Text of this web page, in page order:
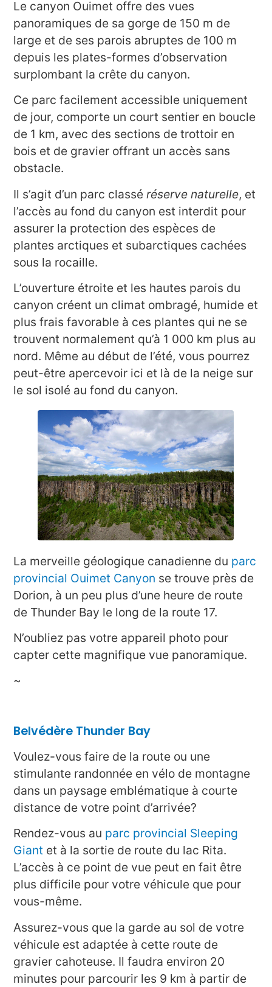
Le canyon Ouimet offre des vues
panoramiques de sa gorge de 150 m de
large et de ses parois abruptes de 100 m
depuis les plates-formes d’observation
surplombant la crête du canyon.
Ce parc facilement accessible uniquement
de jour, comporte un court sentier en boucle
de 1 km, avec des sections de trottoir en
bois et de gravier offrant un accès sans
obstacle.
Il s’agit d’un parc classéréserve naturelle, et
l’accès au fond du canyon est interdit pour
assurer la protection des espèces de
plantes arctiques et subarctiques cachées
sous la rocaille.
L’ouverture étroite et les hautes parois du
canyon créent un climat ombragé, humide et
plus frais favorable à ces plantes qui ne se
trouvent normalement qu’à 1 000 km plus au
nord. Même au début de l’été, vous pourrez
peut-être apercevoir ici et là de la neige sur
le sol isolé au fond du canyon.
La merveille géologique canadienne du parc
provincial Ouimet Canyon se trouve près de
Dorion, à un peu plus d’une heure de route
de Thunder Bay le long de la route 17.
N’oubliez pas votre appareil photo pour
capter cette magnifique vue panoramique.
~
Belvédère Thunder Bay
Voulez-vous faire de la route ou une
stimulante randonnée en vélo de montagne
dans un paysage emblématique à courte
distance de votre point d’arrivée?
Rendez-vous au parc provincial Sleeping
Giant et à la sortie de route du lac Rita.
L’accès à ce point de vue peut en fait être
plus difficile pour votre véhicule que pour
vous-même.
Assurez-vous que la garde au sol de votre
véhicule est adaptée à cette route de
gravier cahoteuse. Il faudra environ 20
minutes pour parcourir les 9 km à partir de